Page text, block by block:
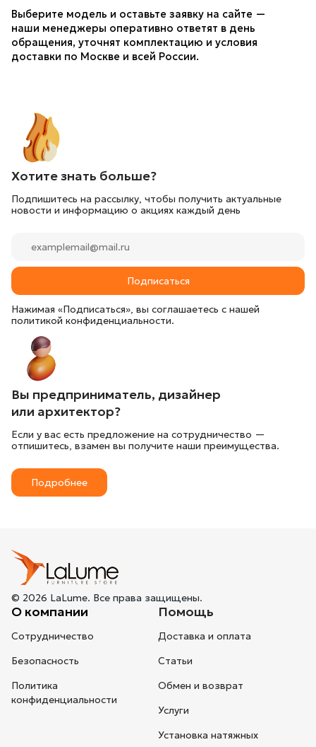
Выберите модель и оставьте заявку на сайте —
наши менеджеры оперативно ответят в день
обращения, уточнят комплектацию и условия
доставки по Москве и всей России.
Хотите знать больше?
Подпишитесь на рассылку, чтобы получить актуальные
новости и информацию о акциях каждый день
Подписаться
Нажимая «Подписаться», вы соглашаетесь с нашей
политикой конфиденциальности.
Вы предприниматель, дизайнер
или архитектор?
Если у вас есть предложение на сотрудничество —
отпишитесь, взамен вы получите наши преимущества.
Подробнее
© 2026 LaLume. Все права защищены.
О компании
Сотрудничество
Безопасность
Политика
конфиденциальности
Помощь
Доставка и оплата
Статьи
Обмен и возврат
Услуги
Установка натяжных